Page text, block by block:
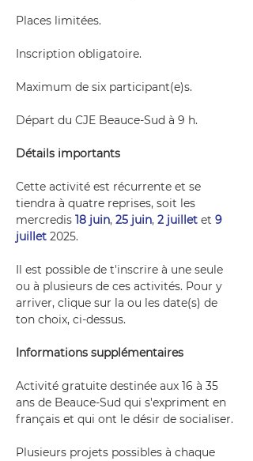
Places limitées.
Inscription obligatoire.
Maximum de six participant(e)s.
Départ du CJE Beauce-Sud à 9 h.
Détails importants
Cette activité est récurrente et se
tiendra à quatre reprises, soit les
mercredis 18 juin, 25 juin, 2 juillet et 9
juillet 2025.
Il est possible de t'inscrire à une seule
ou à plusieurs de ces activités. Pour y
arriver, clique sur la ou les date(s) de
ton choix, ci-dessus.
Informations supplémentaires
Activité gratuite destinée aux 16 à 35
ans de Beauce-Sud qui s'expriment en
français et qui ont le désir de socialiser.
Plusieurs projets possibles à chaque